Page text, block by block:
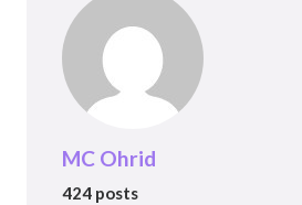
MC Ohrid
424 posts